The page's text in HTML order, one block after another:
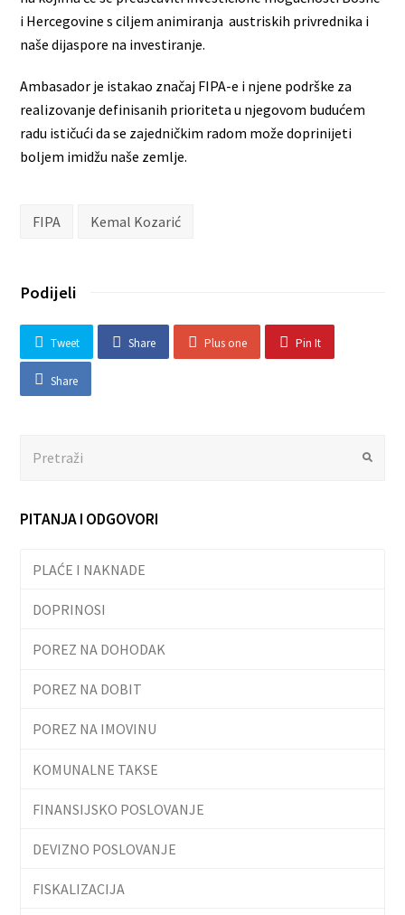
i Hercegovine s ciljem animiranja austriskih privrednika i
naše dijaspore na investiranje.
Ambasador je istakao značaj FIPA-e i njene podrške za
realizovanje definisanih prioriteta u njegovom budućem
radu ističući da se zajedničkim radom može doprinijeti
boljem imidžu naše zemlje.
FIPA Kemal Kozarić
Podijeli
Tweet Share Plus one Pin It
Share
Submit
PITANJA I ODGOVORI
PLAĆE I NAKNADE
DOPRINOSI
POREZ NA DOHODAK
POREZ NA DOBIT
POREZ NA IMOVINU
KOMUNALNE TAKSE
FINANSIJSKO POSLOVANJE
DEVIZNO POSLOVANJE
FISKALIZACIJA